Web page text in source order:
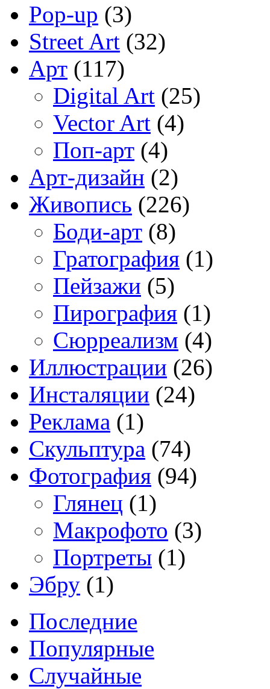
Pop-up (3)
Street Art (32)
Арт (117)
Digital Art (25)
Vector Art (4)
Поп-арт (4)
Арт-дизайн (2)
Живопись (226)
Боди-арт (8)
Гратография (1)
Пейзажи (5)
Пирография (1)
Сюрреализм (4)
Иллюстрации (26)
Инсталяции (24)
Реклама (1)
Скульптура (74)
Фотография (94)
Глянец (1)
Макрофото (3)
Портреты (1)
Эбру (1)
Последние
Популярные
Случайные